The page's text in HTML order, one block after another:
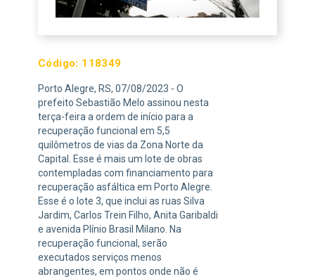
Código: 118349
Porto Alegre, RS, 07/08/2023 - O
prefeito Sebastião Melo assinou nesta
terça-feira a ordem de início para a
recuperação funcional em 5,5
quilômetros de vias da Zona Norte da
Capital. Esse é mais um lote de obras
contempladas com financiamento para
recuperação asfáltica em Porto Alegre.
Esse é o lote 3, que inclui as ruas Silva
Jardim, Carlos Trein Filho, Anita Garibaldi
e avenida Plínio Brasil Milano. Na
recuperação funcional, serão
executados serviços menos
abrangentes, em pontos onde não é